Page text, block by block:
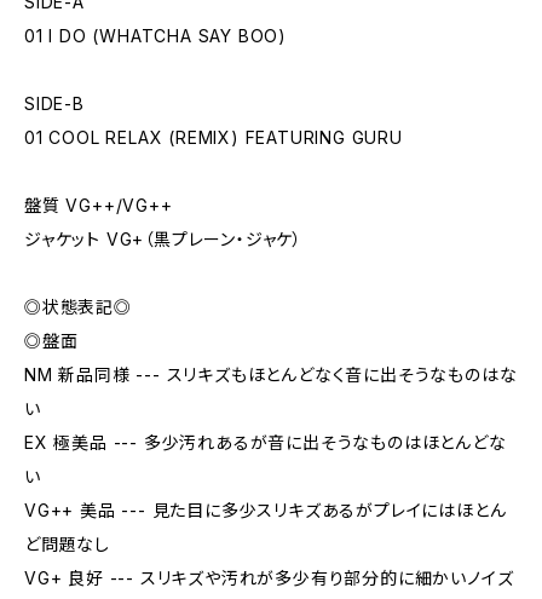
01 I DO (WHATCHA SAY BOO)
SIDE-B
01 COOL RELAX (REMIX) FEATURING GURU
盤質 VG++/VG++
ジャケット VG+（黒プレーン・ジャケ）
◎状態表記◎
◎盤面
NM 新品同様 --- スリキズもほとんどなく音に出そうなものはな
い
EX 極美品 --- 多少汚れあるが音に出そうなものはほとんどな
い
VG++ 美品 --- 見た目に多少スリキズあるがプレイにはほとん
ど問題なし
VG+ 良好 --- スリキズや汚れが多少有り部分的に細かいノイズ